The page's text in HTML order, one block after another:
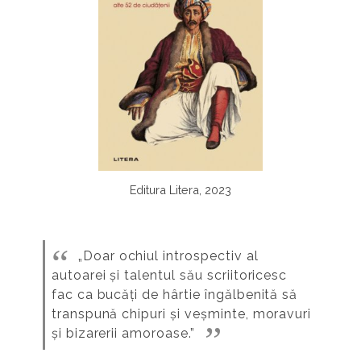
Editura Litera, 2023
„Doar ochiul introspectiv al
autoarei și talentul său scriitoricesc
fac ca bucăți de hârtie îngălbenită să
transpună chipuri și veșminte, moravuri
și bizarerii amoroase.”